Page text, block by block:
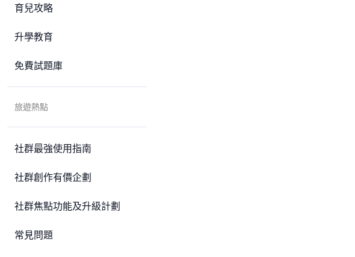
育兒攻略
升學教育
免費試題庫
旅遊熱點
社群最強使用指南
社群創作有價企劃
社群焦點功能及升級計劃
常見問題